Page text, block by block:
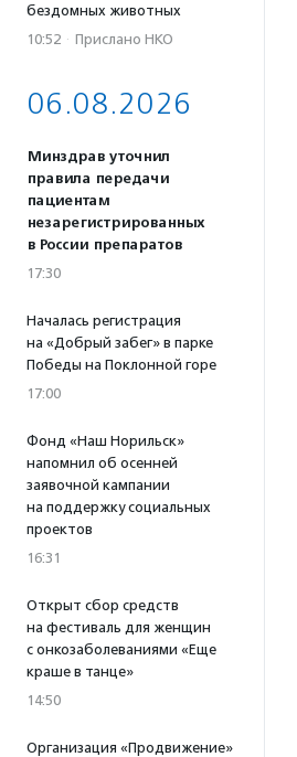
бездомных животных
10:52 · Прислано НКО
06.08.2026
Минздрав уточнил
правила передачи
пациентам
незарегистрированных
в России препаратов
17:30
Началась регистрация
на «Добрый забег» в парке
Победы на Поклонной горе
17:00
Фонд «Наш Норильск»
напомнил об осенней
заявочной кампании
на поддержку социальных
проектов
16:31
Открыт сбор средств
на фестиваль для женщин
с онкозаболеваниями «Еще
краше в танце»
14:50
Организация «Продвижение»